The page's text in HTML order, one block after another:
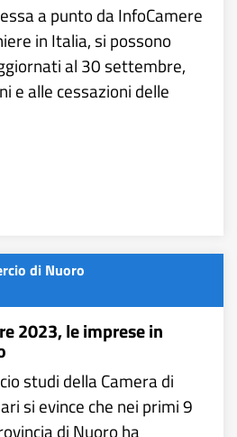
a punto da InfoCamere
in Italia, si possono
al 30 settembre,
e alle cessazioni delle
di Nuoro
2023, le imprese in
studi della Camera di
si evince che nei primi 9
di Nuoro ha